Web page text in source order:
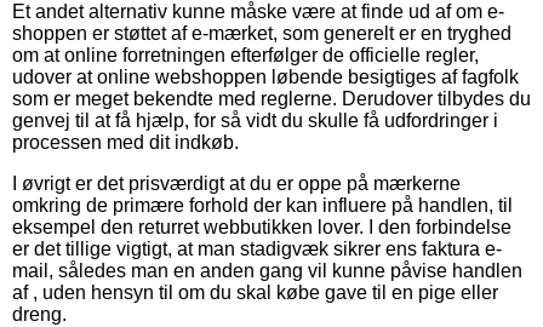
Et andet alternativ kunne måske være at finde ud af om e-
shoppen er støttet af e-mærket, som generelt er en tryghed
om at online forretningen efterfølger de officielle regler,
udover at online webshoppen løbende besigtiges af fagfolk
som er meget bekendte med reglerne. Derudover tilbydes du
genvej til at få hjælp, for så vidt du skulle få udfordringer i
processen med dit indkøb.
I øvrigt er det prisværdigt at du er oppe på mærkerne
omkring de primære forhold der kan influere på handlen, til
eksempel den returret webbutikken lover. I den forbindelse
er det tillige vigtigt, at man stadigvæk sikrer ens faktura e-
mail, således man en anden gang vil kunne påvise handlen
af , uden hensyn til om du skal købe gave til en pige eller
dreng.